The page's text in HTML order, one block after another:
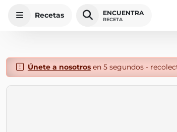
Recetas ENCUENTRA
RECETA
Únete a nosotrosen 5 segundos -